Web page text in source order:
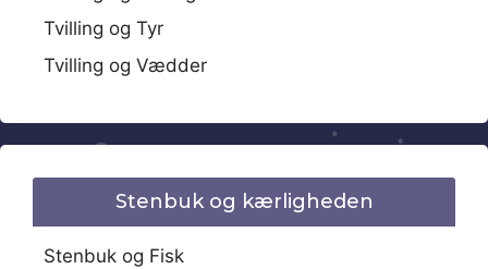
Tvilling og Tyr
Tvilling og Vædder
Stenbuk og kærligheden
Stenbuk og Fisk